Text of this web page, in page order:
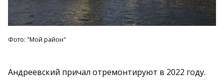
Фото: "Мой район"
Андреевский причал отремонтируют в 2022 году.